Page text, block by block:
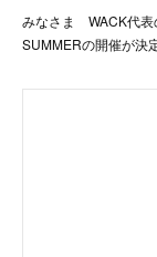
みなさま WACK代表
SUMMERの開催が決